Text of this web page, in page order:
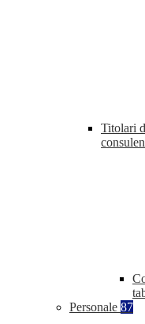
Titolari
Personale 87